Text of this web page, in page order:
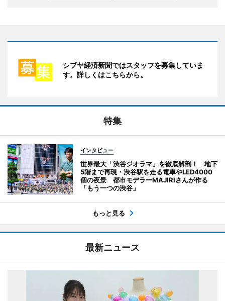
シブヤ経済新聞ではスタッフを募集していま
す。詳しくはこちらから。
特集
インタビュー
世界最大「渋谷ジオラマ」を徹底解剖！ 地下
5階まで再現・渋谷駅を走る電車やLED4000
個の夜景 都市モデラーMAJIRIさんが作る
「もう一つの渋谷」
もっと見る
最新ニュース